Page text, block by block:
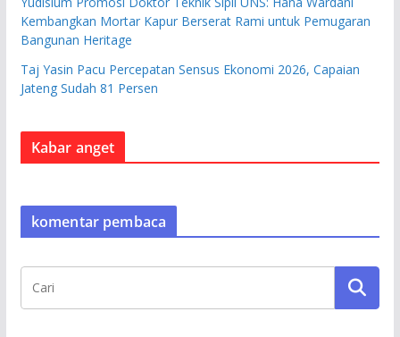
Kembangkan Mortar Kapur Berserat Rami untuk Pemugaran
Bangunan Heritage
Taj Yasin Pacu Percepatan Sensus Ekonomi 2026, Capaian
Jateng Sudah 81 Persen
Kabar anget
komentar pembaca